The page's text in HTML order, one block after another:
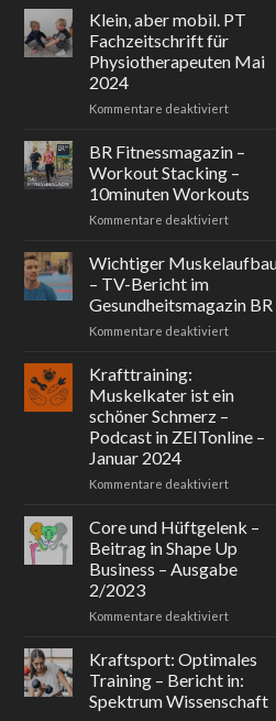
Klein, aber mobil. PT
Fachzeitschrift für
Physiotherapeuten Mai
2024
Kommentare deaktiviertfür
für
Mai
BR Fitnessmagazin –
Workout Stacking –
10minuten Workouts
Kommentare deaktiviertfür
Stacking
–
Wichtiger
– TV-Bericht im
Gesundheitsmagazin BR
Kommentare deaktiviertfür
TV-
im
BR
Krafttraining:
Muskelkater ist ein
schöner Schmerz –
Podcast in ZEITonline –
Januar 2024
Kommentare deaktiviertfür
ein
schöner
–
in
–
Januar
Core und Hüftgelenk –
Beitrag in Shape Up
Business – Ausgabe
2/2023
Kommentare deaktiviertfür
und
–
Beitrag
Kraftsport: Optimales
Training – Bericht in:
Spektrum Wissenschaft